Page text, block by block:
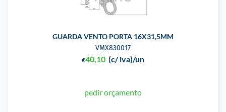
GUARDA VENTO PORTA 16X31,5MM
VMX830017
€40,10 (c/ iva)/un
pedir orçamento